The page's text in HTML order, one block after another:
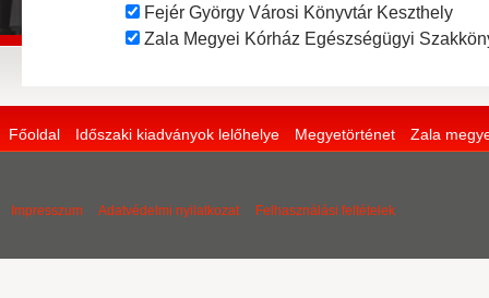
Fejér György Városi Könyvtár Keszthely
Zala Megyei Kórház Egészségügyi
Főoldal Időszaki kiadványok lelőhelye Megyetörténet Zala
Impresszum Adatvédelmi nyilatkozat Felhasználási feltételek